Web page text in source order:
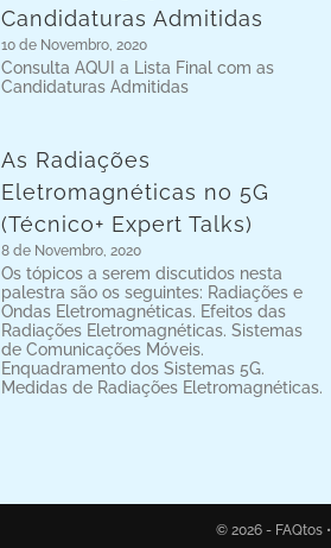
Candidaturas Admitidas
10 de Novembro, 2020
Consulta AQUI a Lista Final com as
Candidaturas Admitidas
As Radiações
Eletromagnéticas no 5G
(Técnico+ Expert Talks)
8 de Novembro, 2020
Os tópicos a serem discutidos nesta
palestra são os seguintes: Radiações e
Ondas Eletromagnéticas. Efeitos das
Radiações Eletromagnéticas. Sistemas
de Comunicações Móveis.
Enquadramento dos Sistemas 5G.
Medidas de Radiações Eletromagnéticas.
© 2026 - FAQtos •